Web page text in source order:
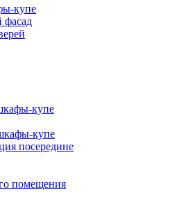
купе
фасад
купе
купе
посередине
помещения